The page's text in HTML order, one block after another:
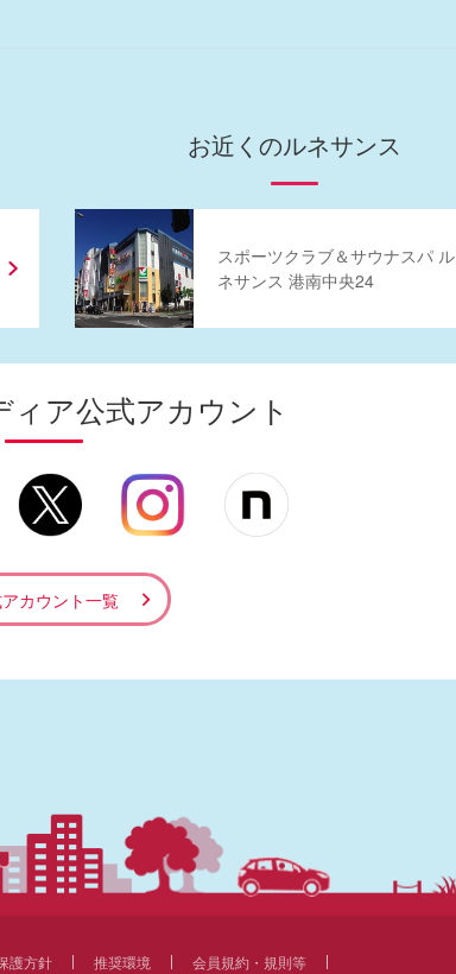
お近くのルネサンス
スポーツクラブ＆サウナスパ ル
ネサンス 港南中央24
ィア公式アカウント
カウント一覧
護方針 推奨環境 会員規約・規則等